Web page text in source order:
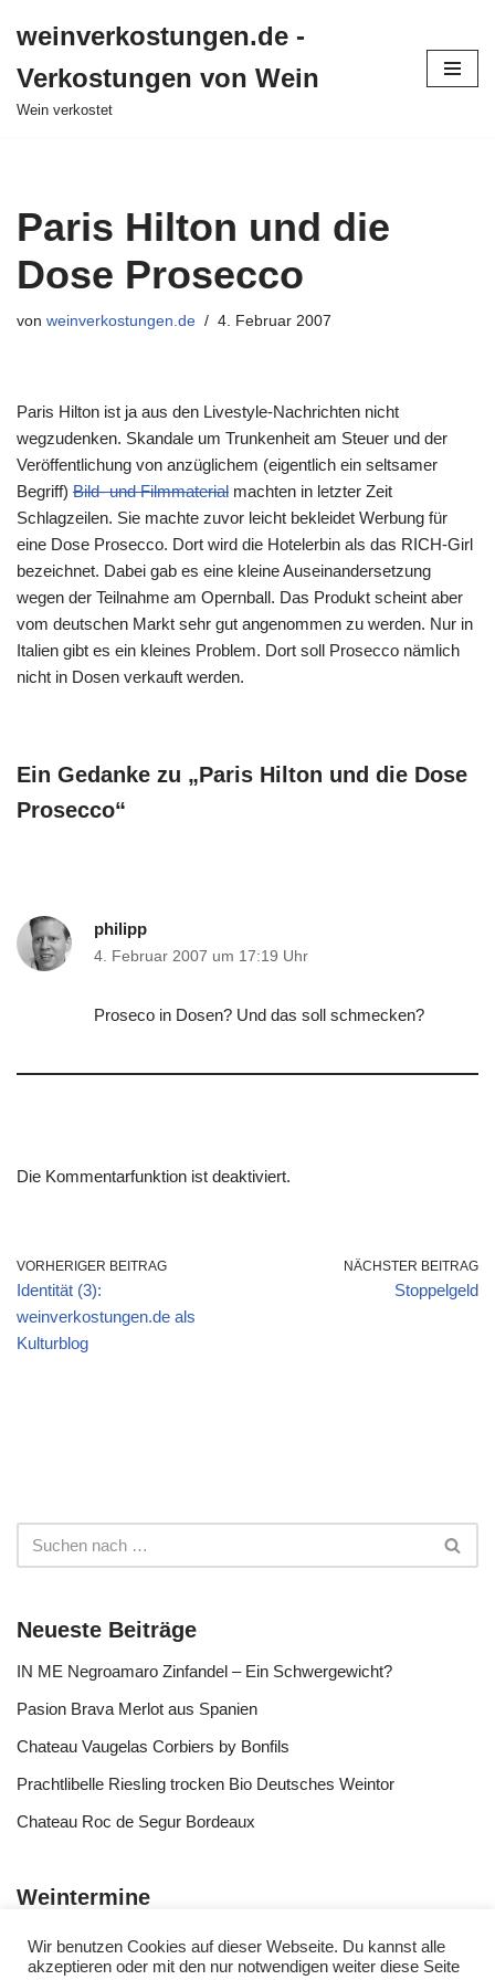
Inhalt
springen
weinverkostungen.de -
Verkostungen von Wein
Wein verkostet
Paris Hilton und die
Dose Prosecco
von weinverkostungen.de 4. Februar 2007
Paris Hilton ist ja aus den Livestyle-Nachrichten nicht
wegzudenken. Skandale um Trunkenheit am Steuer und der
Veröffentlichung von anzüglichem (eigentlich ein seltsamer
Begriff) Bild- und Filmmaterial machten in letzter Zeit
Schlagzeilen. Sie machte zuvor leicht bekleidet Werbung für
eine Dose Prosecco. Dort wird die Hotelerbin als das RICH-Girl
bezeichnet. Dabei gab es eine kleine Auseinandersetzung
wegen der Teilnahme am Opernball. Das Produkt scheint aber
vom deutschen Markt sehr gut angenommen zu werden. Nur in
Italien gibt es ein kleines Problem. Dort soll Prosecco nämlich
nicht in Dosen verkauft werden.
Ein Gedanke zu „Paris Hilton und die Dose
Prosecco“
philipp
4. Februar 2007 um 17:19 Uhr
Proseco in Dosen? Und das soll schmecken?
Die Kommentarfunktion ist deaktiviert.
VORHERIGER BEITRAG
Identität (3):
weinverkostungen.de als
Kulturblog
NÄCHSTER BEITRAG
Stoppelgeld
Neueste Beiträge
IN ME Negroamaro Zinfandel – Ein Schwergewicht?
Pasion Brava Merlot aus Spanien
Chateau Vaugelas Corbiers by Bonfils
Prachtlibelle Riesling trocken Bio Deutsches Weintor
Chateau Roc de Segur Bordeaux
Weintermine
Wir benutzen Cookies auf dieser Webseite. Du kannst alle
akzeptieren oder mit den nur notwendigen weiter diese Seite